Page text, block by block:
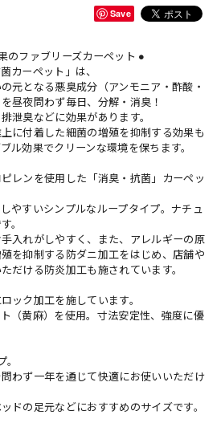
Save
のファブリーズカーペット ●
カーペット」は、
元となる悪臭成分（アンモニア・酢酸・
昼夜問わず毎日、分解・消臭！
泄臭などに効果があります。
に付着した細菌の増殖を抑制する効果も
ル効果でクリーンな環境を保ちます。
レンを使用した「消臭・抗菌」カーペッ
やすいシンプルなループタイプ。ナチュ
。
入れがしやすく、また、アレルギーの原
を抑制する防ダニ加工をはじめ、店舗や
だける防炎加工も施されています。
ック加工を施しています。
（黄麻）を使用。寸法安定性、強度に優
わず一年を通じて快適にお使いいただけ
ドの足元などにおすすめのサイズです。